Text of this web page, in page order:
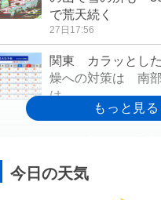
で荒天続く
27日17:56
関東 カラッとし
燥への対策は 南
は
車の冬装備を
今日の天気